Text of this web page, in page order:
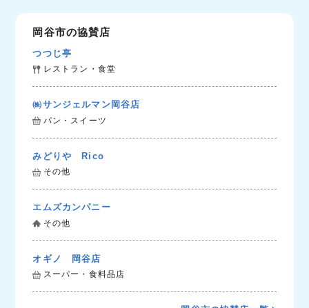
岡谷市の協賛店
つつじ亭
レストラン・食堂
㈱サンジェルマン岡谷店
パン・スイーツ
みどりや Rico
その他
エムズカンパニー
その他
オギノ 岡谷店
スーパー・食料品店